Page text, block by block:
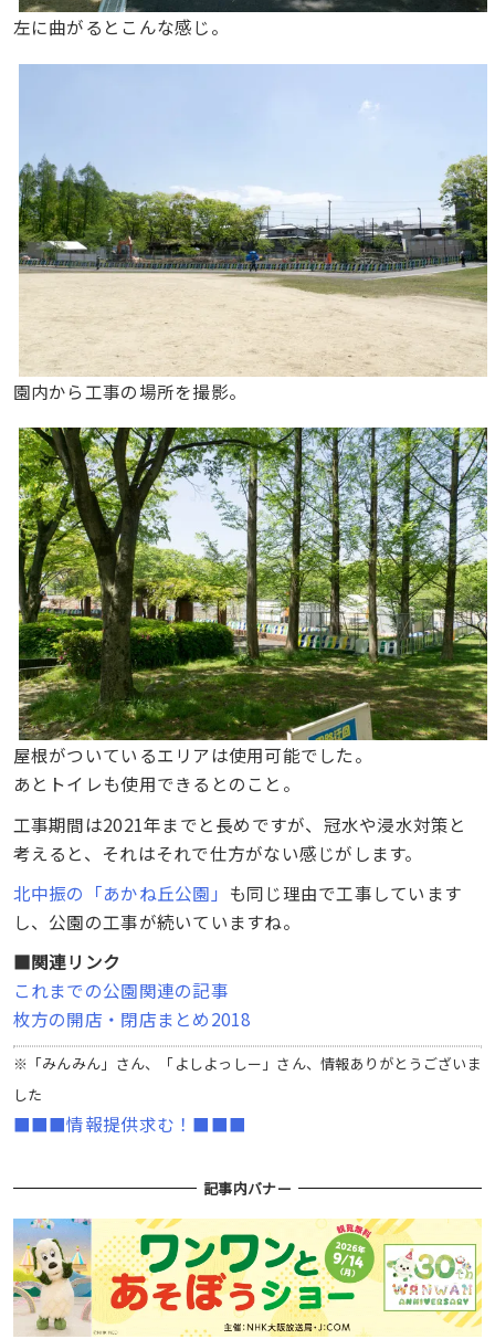
左に曲がるとこんな感じ。
園内から工事の場所を撮影。
屋根がついているエリアは使用可能でした。
あとトイレも使用できるとのこと。
工事期間は2021年までと長めですが、冠水や浸水対策と
考えると、それはそれで仕方がない感じがします。
北中振の「あかね丘公園」 も同じ理由で工事しています
し、公園の工事が続いていますね。
■関連リンク
これまでの公園関連の記事
枚方の開店・閉店まとめ2018
※「みんみん」さん、「よしよっしー」さん、情報ありがとうございま
した
■■■情報提供求む！■■■
記事内バナー